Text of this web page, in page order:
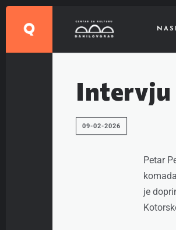
Intervju
09-02-2026
Petar
je